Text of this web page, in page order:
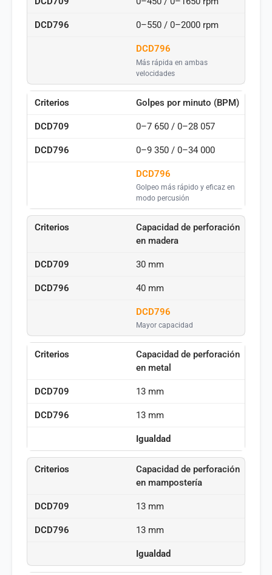
0–550 / 0–2000 rpm
DCD796
Más rápida en ambas
velocidades
Golpes por minuto (BPM)
0–7 650 / 0–28 057
0–9 350 / 0–34 000
DCD796
Golpeo más rápido y eficaz en
modo percusión
Capacidad de perforación
en madera
30 mm
40 mm
DCD796
Mayor capacidad
Capacidad de perforación
en metal
13 mm
13 mm
Igualdad
Capacidad de perforación
en mampostería
13 mm
13 mm
Igualdad